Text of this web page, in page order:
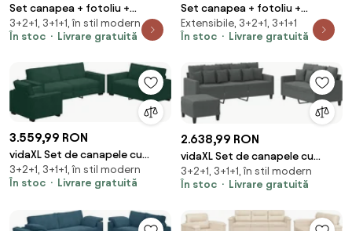
Set canapea + fotoliu +
taburet Silva Sola 4
3+2+1, 3+1+1, în stil modern
În stoc
Livrare gratuită
Set canapea + fotoliu +
taburet Silva Loco 35
Extensibile, 3+2+1, 3+1+1
În stoc
Livrare gratuită
3.559,99 RON
vidaXL Set de canapele cu
perne, 3 piese, verde închis,
catifea
3+2+1, 3+1+1, în stil modern
În stoc
Livrare gratuită
2.638,99 RON
vidaXL Set de canapele cu
perne, 3 piese, gri închis, textil
3+2+1, 3+1+1, în stil modern
În stoc
Livrare gratuită